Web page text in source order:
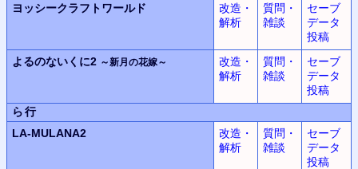
ヨッシークラフトワールド
改造・
解析
質問・
雑談
セーブ
データ
投稿
よるのないくに2 ～新月の花嫁～
改造・
解析
質問・
雑談
セーブ
データ
投稿
ら行
LA-MULANA2
改造・
解析
質問・
雑談
セーブ
データ
投稿